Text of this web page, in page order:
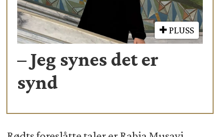
PLUSS
– Jeg synes det er
synd